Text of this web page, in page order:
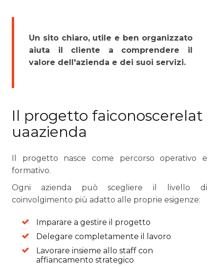
Un sito chiaro, utile e ben organizzato
aiuta il cliente a comprendere il
valore dell'azienda e dei suoi servizi.
Il progetto faiconoscerelat
uaazienda
Il progetto nasce come percorso operativo e
formativo.
Ogni azienda può scegliere il livello di
coinvolgimento più adatto alle proprie esigenze:
Imparare a gestire il progetto
Delegare completamente il lavoro
Lavorare insieme allo staff con
affiancamento strategico